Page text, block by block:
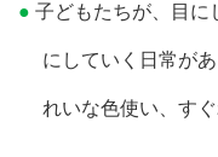
子どもたちが、目に
にしていく日常が
れいな色使い、す